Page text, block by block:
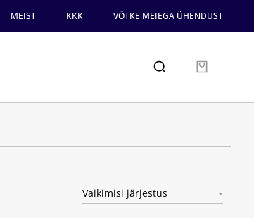
MEIST KKK VÕTKE MEIEGA ÜHENDUST